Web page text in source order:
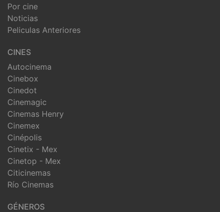
Por cine
Noticias
Peliculas Anteriores
CINES
Autocinema
Cinebox
Cinedot
Cinemagic
Cinemas Henry
Cinemex
Cinépolis
Cinetix - Mex
Cinetop - Mex
Citicinemas
Río Cinemas
GÉNEROS